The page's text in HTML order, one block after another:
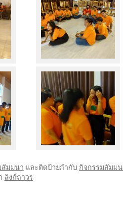
สัมมนา และติดป้ายกำกับ กิจกรรมสัมม
ลิงก์ถาวร